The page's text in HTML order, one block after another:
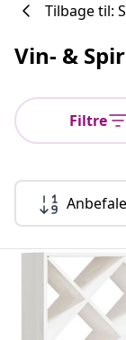
Tilbage til:
Vin- &
Filtre